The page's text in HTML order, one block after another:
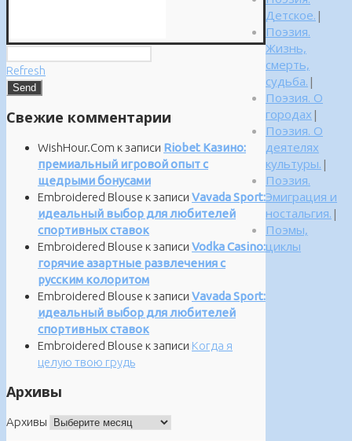
Refresh
Свежие комментарии
WishHour.Com к записи Riobet Казино:
премиальный игровой опыт с
щедрыми бонусами
Embroidered Blouse к записи Vavada Sport:
идеальный выбор для любителей
спортивных ставок
Embroidered Blouse к записи Vodka Casino:
горячие азартные развлечения с
русским колоритом
Embroidered Blouse к записи Vavada Sport:
идеальный выбор для любителей
спортивных ставок
Embroidered Blouse к записи Когда я
целую твою грудь
Архивы
Архивы
Детское. |
Поэзия.
Жизнь,
смерть,
судьба. |
Поэзия. О
городах |
Поэзия. О
деятелях
культуры. |
Поэзия.
Эмиграция и
ностальгия. |
Поэмы,
циклы